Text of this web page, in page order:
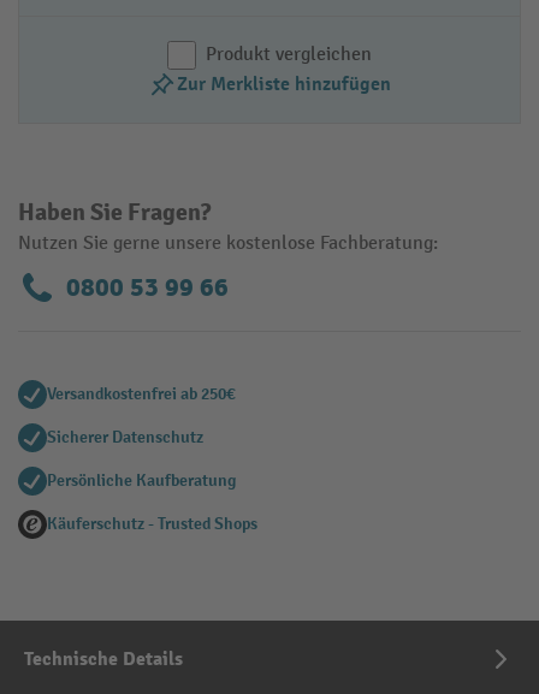
Produkt vergleichen
Zur Merkliste hinzufügen
Haben Sie Fragen?
Nutzen Sie gerne unsere kostenlose Fachberatung:
0800 53 99 66
Versandkostenfrei ab 250€
Sicherer Datenschutz
Persönliche Kaufberatung
Käuferschutz - Trusted Shops
Technische Details